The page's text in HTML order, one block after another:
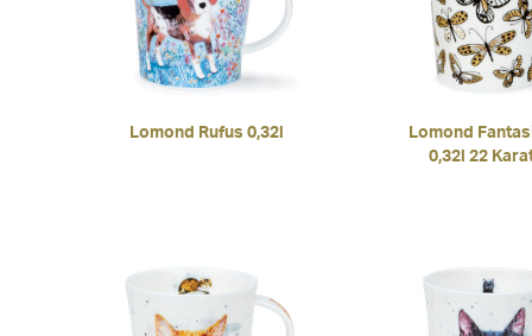
Lomond Rufus 0,32l
Lomond
0,32l 22